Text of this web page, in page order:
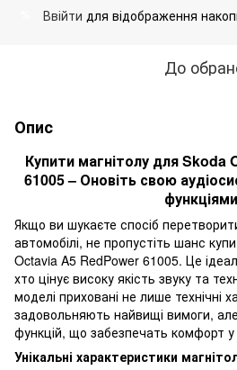
Ввійти для відображення
До
Опис
Купити магнітолу для Skoda
61005 – Оновіть свою
функціями
Якщо ви шукаєте спосіб
автомобілі, не пропустіть шанс
Octavia A5 RedPower 61005. Це
хто цінує високу якість звуку та
моделі приховані не лише технічні
задовольняють найвищі вимоги,
функцій, що забезпечать комфорт у
Унікальні характеристики